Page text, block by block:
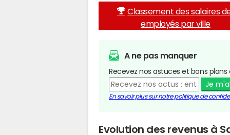
Classement des salaires
employés par ville
A ne pas manquer
Recevez nos astuces et bons
Je
En savoir plus sur notre politique de
Evolution des revenus à